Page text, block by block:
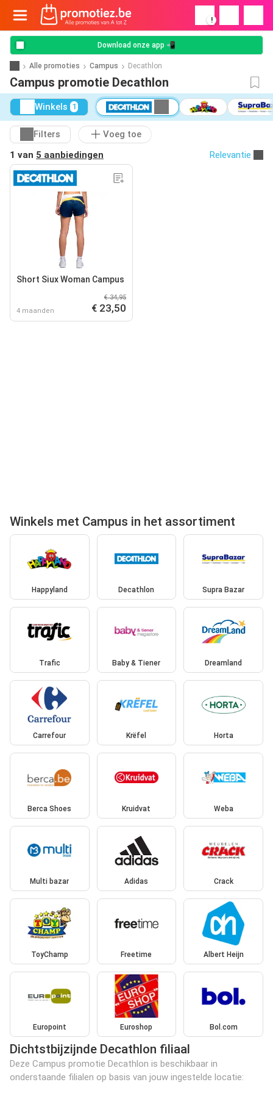
!
Download onze app 📲
Alle promoties Campus Decathlon
Campus promotie Decathlon
Winkels 1
Filters
Voeg toe
1 van 5 aanbiedingen Relevantie
Short Siux Woman Campus
4 maanden
€ 34,95
€ 23,50
Winkels met Campus in het assortiment
Happyland Decathlon Supra Bazar
Trafic Baby & Tiener Dreamland
Carrefour Krëfel Horta
Berca Shoes Kruidvat Weba
Multi bazar Adidas Crack
ToyChamp Freetime Albert Heijn
Europoint Euroshop Bol.com
Dichtstbijzijnde Decathlon filiaal
Deze Campus promotie Decathlon is beschikbaar in
onderstaande filialen op basis van jouw ingestelde locatie: